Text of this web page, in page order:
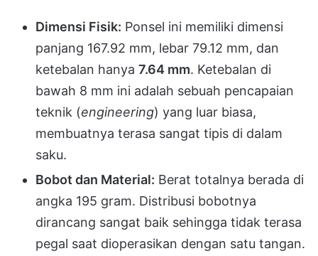
Dimensi Fisik: Ponsel ini memiliki dimensi
panjang 167.92 mm, lebar 79.12 mm, dan
ketebalan hanya 7.64 mm. Ketebalan di
bawah 8 mm ini adalah sebuah pencapaian
teknik (engineering) yang luar biasa,
membuatnya terasa sangat tipis di dalam
saku.
Bobot dan Material: Berat totalnya berada di
angka 195 gram. Distribusi bobotnya
dirancang sangat baik sehingga tidak terasa
pegal saat dioperasikan dengan satu tangan.